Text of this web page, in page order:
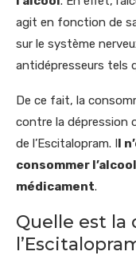
agit en fonction de
sur le système
antidépresseurs tels
De ce fait, la
contre la dépression
de l’Escitalopram. Il
consommer
médicament.
Quelle est la